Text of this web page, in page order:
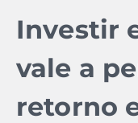
Investir
vale a
retorno